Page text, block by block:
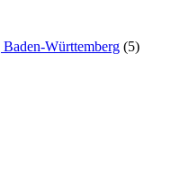
Württemberg (5)